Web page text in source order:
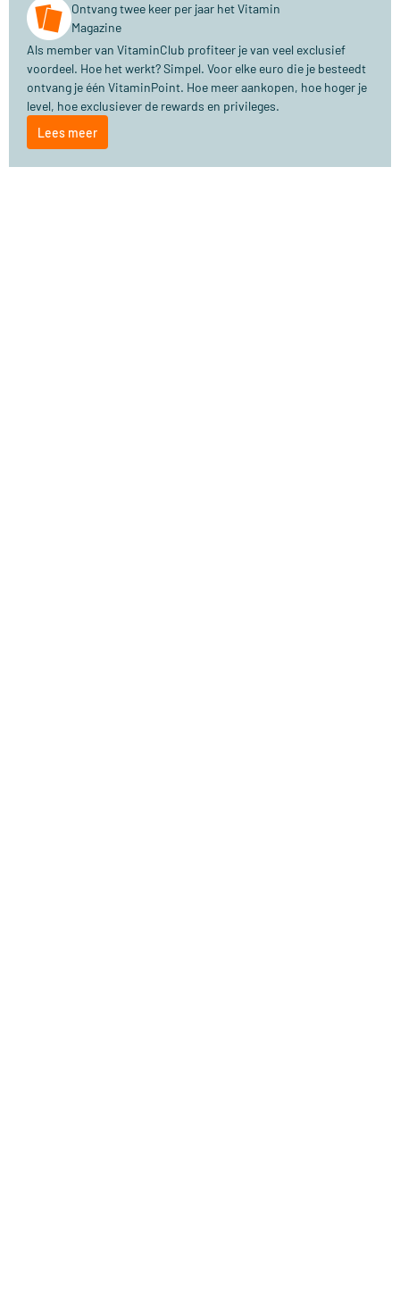
Ontvang twee keer per jaar het Vitamin
Magazine
Als member van VitaminClub profiteer je van veel exclusief
voordeel. Hoe het werkt? Simpel. Voor elke euro die je besteedt
ontvang je één VitaminPoint. Hoe meer aankopen, hoe hoger je
level, hoe exclusiever de rewards en privileges.
Lees meer